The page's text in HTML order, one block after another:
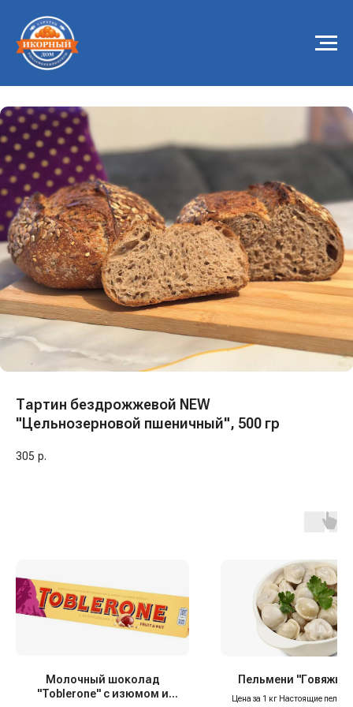
Тартин бездрожжевой NEW
"Цельнозерновой пшеничный", 500 гр
305 р.
Молочный шоколад
"Toblerone" с изюмом и
Пельмени
Цена за 1 кг Настоящие